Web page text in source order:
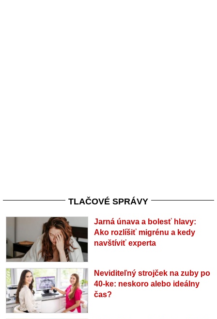
TLAČOVÉ SPRÁVY
Jarná únava a bolesť hlavy:
Ako rozlíšiť migrénu a kedy
navštíviť experta
Neviditeľný strojček na zuby po
40-ke: neskoro alebo ideálny
čas?